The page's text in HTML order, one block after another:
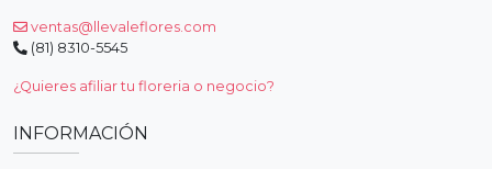
ventas@llevaleflores.com
(81) 8310-5545
¿Quieres afiliar tu floreria o negocio?
INFORMACIÓN